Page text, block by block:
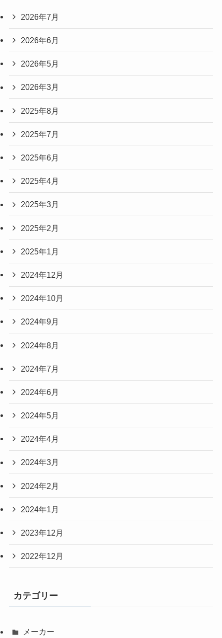
2026年7月
2026年6月
2026年5月
2026年3月
2025年8月
2025年7月
2025年6月
2025年4月
2025年3月
2025年2月
2025年1月
2024年12月
2024年10月
2024年9月
2024年8月
2024年7月
2024年6月
2024年5月
2024年4月
2024年3月
2024年2月
2024年1月
2023年12月
2022年12月
カテゴリー
メーカー